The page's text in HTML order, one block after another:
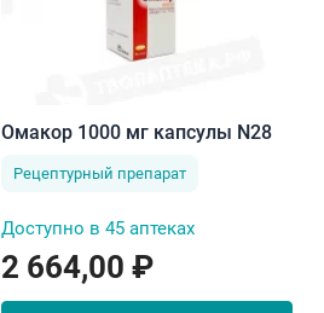
Омакор 1000 мг капсулы N28
Рецептурный препарат
Доступно в 45 аптеках
2 664,00 ₽